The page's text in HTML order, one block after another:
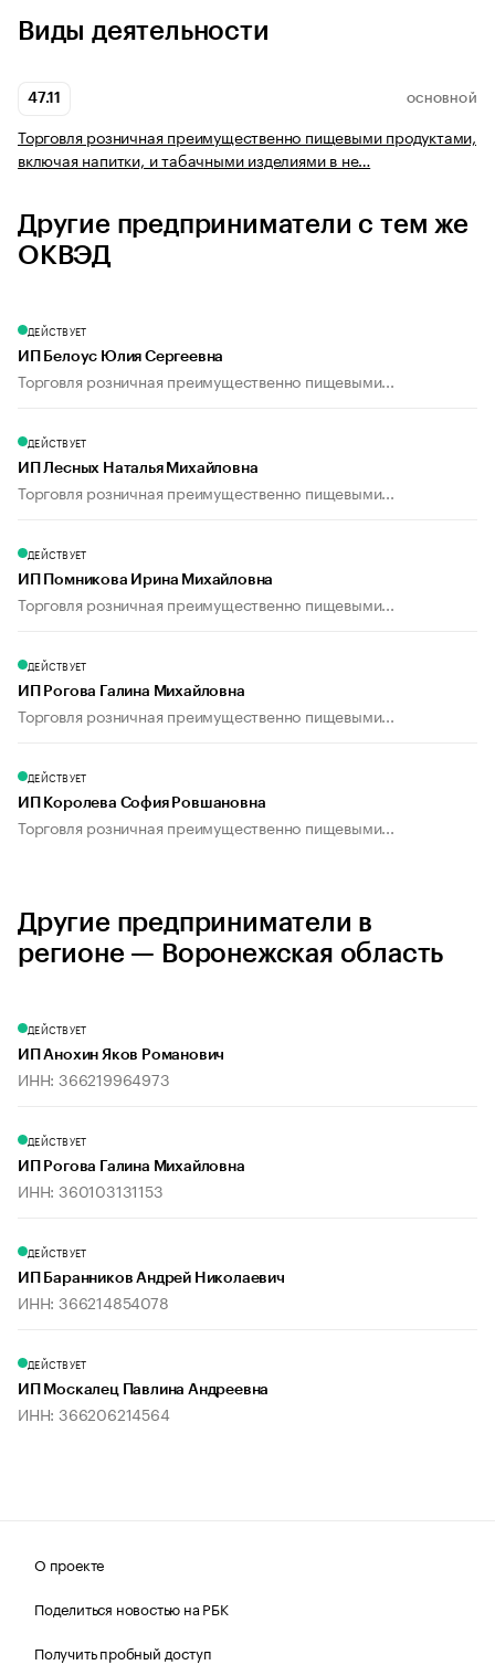
Виды деятельности
47.11 ОСНОВНОЙ
Торговля розничная преимущественно пищевыми продуктами,
включая напитки, и табачными изделиями в не…
Другие предприниматели с тем же
ОКВЭД
ДЕЙСТВУЕТ
ИП Белоус Юлия Сергеевна
Торговля розничная преимущественно пищевыми...
ДЕЙСТВУЕТ
ИП Лесных Наталья Михайловна
Торговля розничная преимущественно пищевыми...
ДЕЙСТВУЕТ
ИП Помникова Ирина Михайловна
Торговля розничная преимущественно пищевыми...
ДЕЙСТВУЕТ
ИП Рогова Галина Михайловна
Торговля розничная преимущественно пищевыми...
ДЕЙСТВУЕТ
ИП Королева София Ровшановна
Торговля розничная преимущественно пищевыми...
Другие предприниматели в
регионе — Воронежская область
ДЕЙСТВУЕТ
ИП Анохин Яков Романович
ИНН: 366219964973
ДЕЙСТВУЕТ
ИП Рогова Галина Михайловна
ИНН: 360103131153
ДЕЙСТВУЕТ
ИП Баранников Андрей Николаевич
ИНН: 366214854078
ДЕЙСТВУЕТ
ИП Москалец Павлина Андреевна
ИНН: 366206214564
О проекте
Поделиться новостью на РБК
Получить пробный доступ